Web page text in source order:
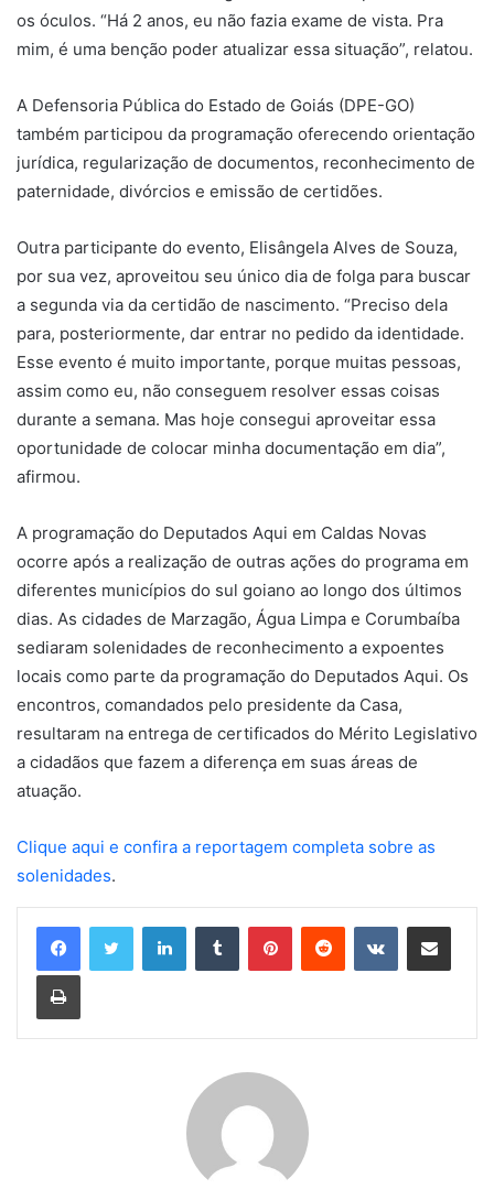
os óculos. “Há 2 anos, eu não fazia exame de vista. Pra
mim, é uma benção poder atualizar essa situação”, relatou.
A Defensoria Pública do Estado de Goiás (DPE-GO)
também participou da programação oferecendo orientação
jurídica, regularização de documentos, reconhecimento de
paternidade, divórcios e emissão de certidões.
Outra participante do evento, Elisângela Alves de Souza,
por sua vez, aproveitou seu único dia de folga para buscar
a segunda via da certidão de nascimento. “Preciso dela
para, posteriormente, dar entrar no pedido da identidade.
Esse evento é muito importante, porque muitas pessoas,
assim como eu, não conseguem resolver essas coisas
durante a semana. Mas hoje consegui aproveitar essa
oportunidade de colocar minha documentação em dia”,
afirmou.
A programação do Deputados Aqui em Caldas Novas
ocorre após a realização de outras ações do programa em
diferentes municípios do sul goiano ao longo dos últimos
dias. As cidades de Marzagão, Água Limpa e Corumbaíba
sediaram solenidades de reconhecimento a expoentes
locais como parte da programação do Deputados Aqui. Os
encontros, comandados pelo presidente da Casa,
resultaram na entrega de certificados do Mérito Legislativo
a cidadãos que fazem a diferença em suas áreas de
atuação.
Clique aqui e confira a reportagem completa sobre as
solenidades.
LinkedinTumblr PinterestReddit VK Compartilhar via e-mail
Imprimir